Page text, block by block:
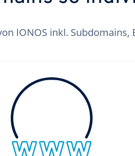
IONOS inkl. Subdomains,